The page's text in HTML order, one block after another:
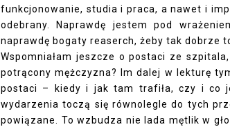
funkcjonowanie, studia i praca, a nawet i
odebrany. Naprawdę jestem pod
naprawdę bogaty reaserch, żeby tak dobrze
Wspomniałam jeszcze o postaci ze
potrącony mężczyzna? Im dalej w lekturę
postaci – kiedy i jak tam trafiła, czy i co
wydarzenia toczą się równolegle do tych
powiązane. To wzbudza nie lada mętlik w